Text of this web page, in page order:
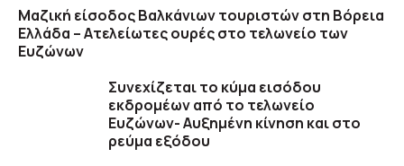
Μαζική είσοδος Βαλκάνιων τουριστών στη Βόρεια
Ελλάδα – Ατελείωτες ουρές στο τελωνείο των
Ευζώνων
Συνεχίζεται το κύμα εισόδου
εκδρομέων από το τελωνείο
Ευζώνων- Αυξημένη κίνηση και στο
ρεύμα εξόδου